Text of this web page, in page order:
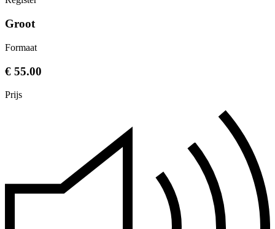
Groot
Formaat
€ 55.00
Prijs